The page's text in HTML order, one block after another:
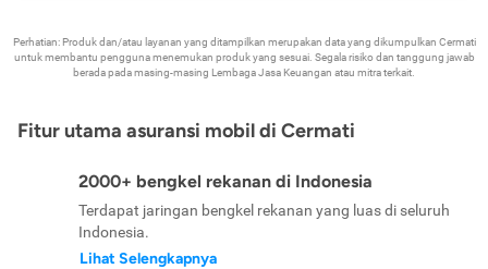
Perhatian: Produk dan/atau layanan yang ditampilkan merupakan data yang dikumpulkan Cermati
untuk membantu pengguna menemukan produk yang sesuai. Segala risiko dan tanggung jawab
berada pada masing-masing Lembaga Jasa Keuangan atau mitra terkait.
Fitur utama asuransi mobil di Cermati
2000+ bengkel rekanan di Indonesia
Terdapat jaringan bengkel rekanan yang luas di seluruh
Indonesia.
Lihat Selengkapnya